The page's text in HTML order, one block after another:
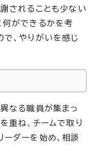
されることも少ない
何ができるかを考
、やりがいを感じ
なる職員が集まっ
重ね、チームで取り
ダーを始め、相談